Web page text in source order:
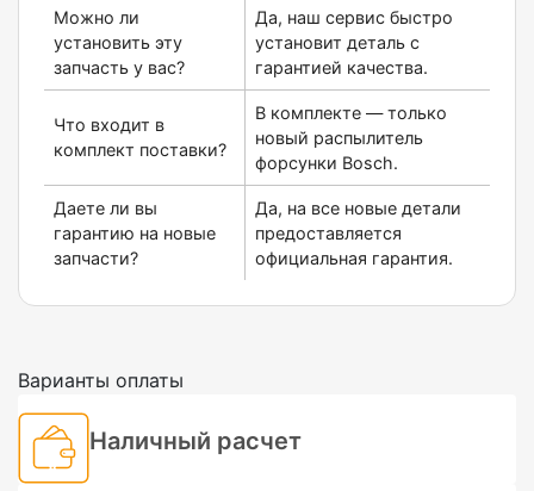
Можно ли
установить эту
запчасть у вас?
Да, наш сервис быстро
установит деталь с
гарантией качества.
Что входит в
комплект поставки?
В комплекте — только
новый распылитель
форсунки Bosch.
Даете ли вы
гарантию на новые
запчасти?
Да, на все новые детали
предоставляется
официальная гарантия.
Варианты оплаты
Наличный расчет